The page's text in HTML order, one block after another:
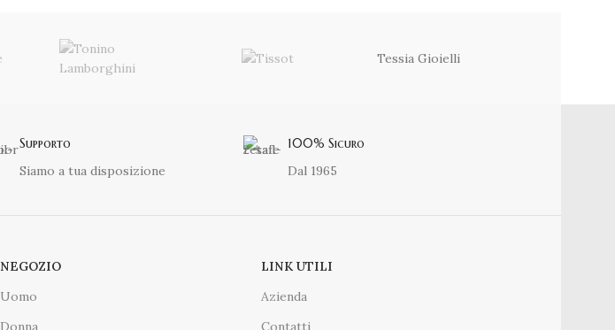
Tessia Gioielli
Supporto
Siamo a tua disposizione
100% Sicuro
Dal 1965
NEGOZIO
Uomo
Donna
LINK UTILI
Azienda
Contatti